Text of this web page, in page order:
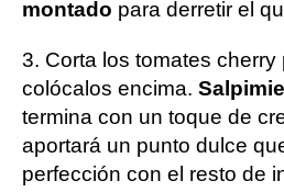
montado para derretir el
3. Corta los tomates cherry
colócalos encima.
termina con un toque de
aportará un punto dulce
perfección con el resto de